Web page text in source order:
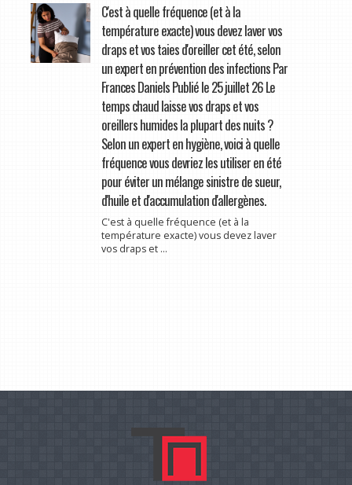
C'est à quelle fréquence (et à la
température exacte) vous devez laver vos
draps et vos taies d'oreiller cet été, selon
un expert en prévention des infections Par
Frances Daniels Publié le 25 juillet 26 Le
temps chaud laisse vos draps et vos
oreillers humides la plupart des nuits ?
Selon un expert en hygiène, voici à quelle
fréquence vous devriez les utiliser en été
pour éviter un mélange sinistre de sueur,
d'huile et d'accumulation d'allergènes.
C'est à quelle fréquence (et à la
température exacte) vous devez laver
vos draps et ...